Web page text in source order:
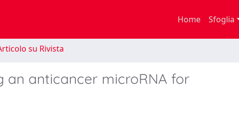
Home Sfoglia
su Rivista
an anticancer microRNA for